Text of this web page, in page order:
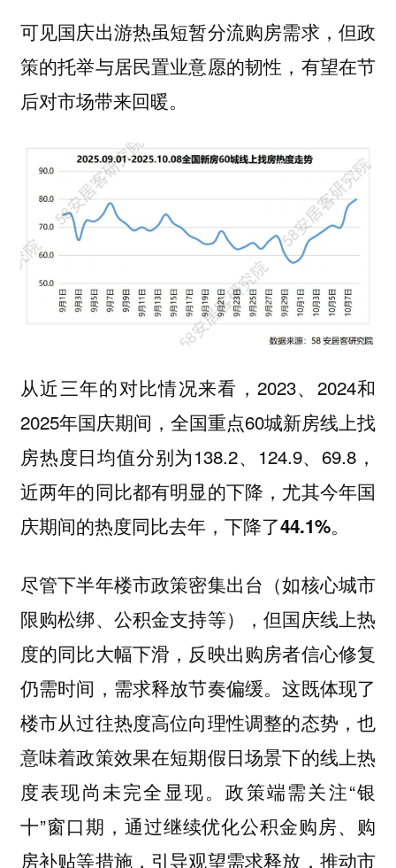
可见国庆出游热虽短暂分流购房需求，但政
策的托举与居民置业意愿的韧性，有望在节
后对市场带来回暖。
从近三年的对比情况来看，2023、2024和
2025年国庆期间，全国重点60城新房线上找
房热度日均值分别为138.2、124.9、69.8，
近两年的同比都有明显的下降，尤其今年国
庆期间的热度同比去年，下降了44.1%。
尽管下半年楼市政策密集出台（如核心城市
限购松绑、公积金支持等），但国庆线上热
度的同比大幅下滑，反映出购房者信心修复
仍需时间，需求释放节奏偏缓。这既体现了
楼市从过往热度高位向理性调整的态势，也
意味着政策效果在短期假日场景下的线上热
度表现尚未完全显现。政策端需关注“银
十”窗口期，通过继续优化公积金购房、购
房补贴等措施，引导观望需求释放，推动市